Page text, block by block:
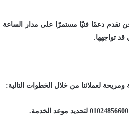
نقدم دعمًا فنيًا مستمرًا على مدار الساعة
تواجهها.
لعملائنا من خلال الخطوات التالية: